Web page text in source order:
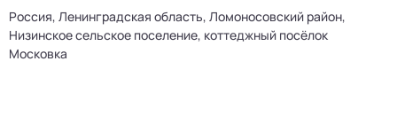
Россия, Ленинградская область, Ломоносовский район,
Низинское сельское поселение, коттеджный посёлок
Московка